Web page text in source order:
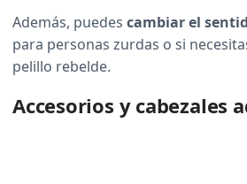
Además, puedes cambiar el
para personas zurdas o si
pelillo rebelde.
Accesorios y cabezales